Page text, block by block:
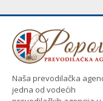
Naša prevodilačka
jedna od vodećih